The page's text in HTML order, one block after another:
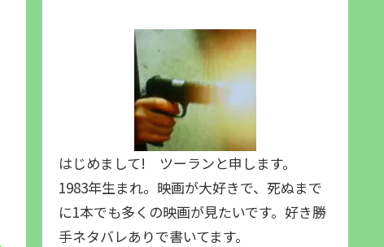
はじめまして! ツーランと申します。
1983年生まれ。映画が大好きで、死ぬまで
に1本でも多くの映画が見たいです。好き勝
手ネタバレありで書いてます。